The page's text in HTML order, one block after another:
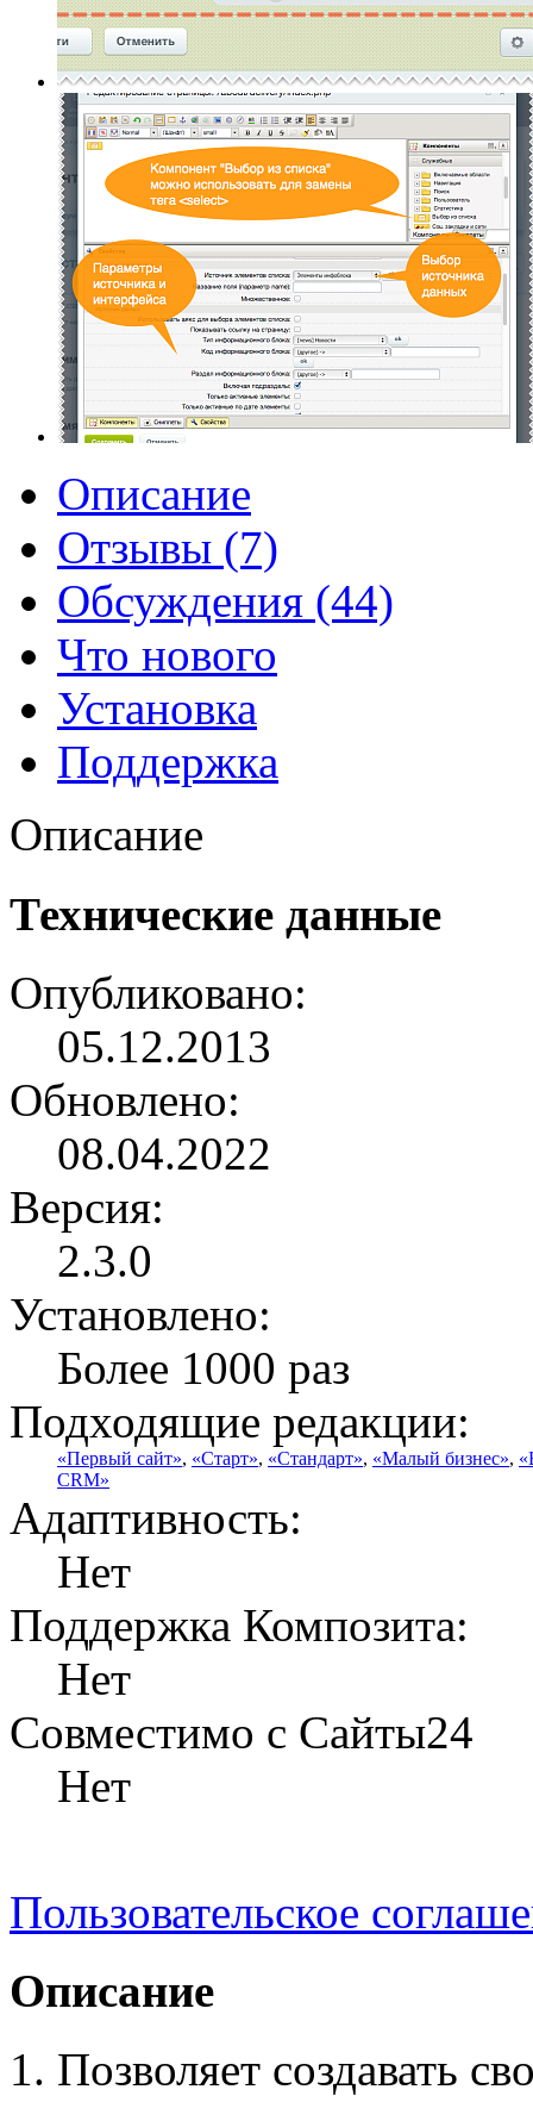
Описание
Отзывы (7)
Обсуждения (44)
Что нового
Установка
Поддержка
Описание
Технические данные
Опубликовано:
05.12.2013
Обновлено:
08.04.2022
Версия:
2.3.0
Установлено:
Более 1000 раз
Подходящие редакции:
«Первый сайт», «Старт», «Стандарт», «Малый бизнес»,
CRM»
Адаптивность:
Нет
Поддержка Композита:
Нет
Совместимо с Сайты24
Нет
Пользовательское
Описание
Позволяет создавать